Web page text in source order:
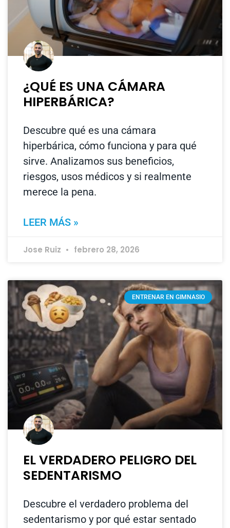
¿QUÉ ES UNA CÁMARA
HIPERBÁRICA?
Descubre qué es una cámara
hiperbárica, cómo funciona y para qué
sirve. Analizamos sus beneficios,
riesgos, usos médicos y si realmente
merece la pena.
LEER MÁS »
Jose Ruiz febrero 28, 2026
ENTRENAR EN GIMNASIO
EL VERDADERO PELIGRO DEL
SEDENTARISMO
Descubre el verdadero problema del
sedentarismo y por qué estar sentado